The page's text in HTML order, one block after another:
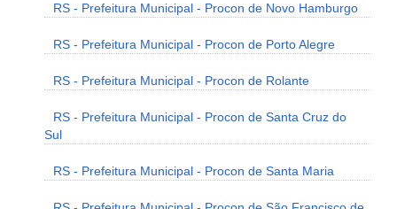
RS - Prefeitura Municipal - Procon de Novo Hamburgo
RS - Prefeitura Municipal - Procon de Porto Alegre
RS - Prefeitura Municipal - Procon de Rolante
RS - Prefeitura Municipal - Procon de Santa Cruz do
Sul
RS - Prefeitura Municipal - Procon de Santa Maria